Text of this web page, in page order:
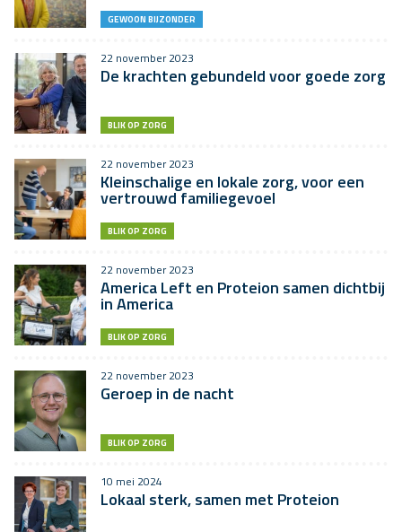
GEWOON BIJZONDER
22 november 2023
De krachten gebundeld voor goede zorg
BLIK OP ZORG
22 november 2023
Kleinschalige en lokale zorg, voor een
vertrouwd familiegevoel
BLIK OP ZORG
22 november 2023
America Left en Proteion samen dichtbij
in America
BLIK OP ZORG
22 november 2023
Geroep in de nacht
BLIK OP ZORG
10 mei 2024
Lokaal sterk, samen met Proteion